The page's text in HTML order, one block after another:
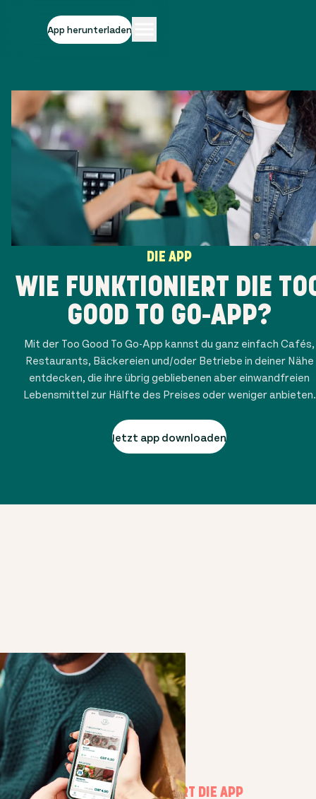
App herunterladen
DIE APP
WIE FUNKTIONIERT DIE
GOOD TO GO-APP?
Mit der Too Good To Go-App kannst du ganz einfach Cafés,
Restaurants, Bäckereien und/oder Betriebe in deiner Nähe
entdecken, die ihre übrig gebliebenen aber einwandfreien
Lebensmittel zur Hälfte des Preises oder weniger anbieten.
Jetzt app downloaden
SO FUNKTIONIERT DIE APP